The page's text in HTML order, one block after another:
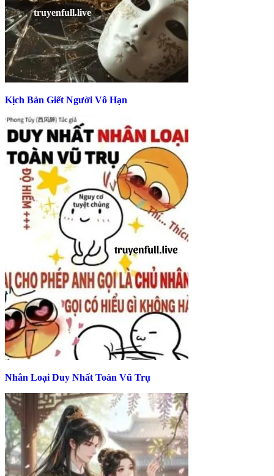
Kịch Bản Giết Người Vô Hạn
Nhân Loại Duy Nhất Toàn Vũ Trụ